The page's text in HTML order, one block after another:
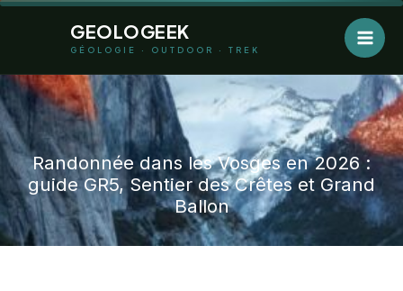
GEOLOGEEK
GÉOLOGIE · OUTDOOR · TREK
Randonnée dans les Vosges en2026 :
guide GR5, Sentier des Crêtes et Grand
Ballon